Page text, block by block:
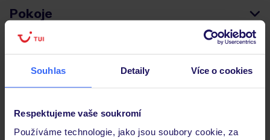
Souhlas Detaily Více o cookies
Respektujeme vaše soukromí
Používáme technologie, jako jsou soubory cookie, za
Pokoje
Stravování